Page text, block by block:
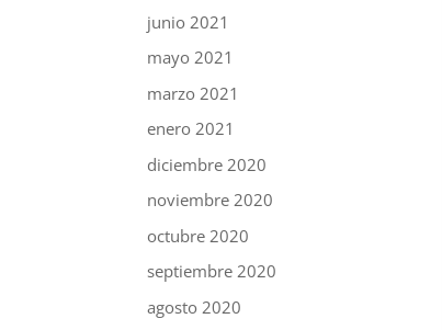
junio 2021
mayo 2021
marzo 2021
enero 2021
diciembre 2020
noviembre 2020
octubre 2020
septiembre 2020
agosto 2020